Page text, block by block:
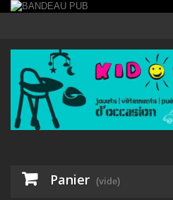
Panier (vide)